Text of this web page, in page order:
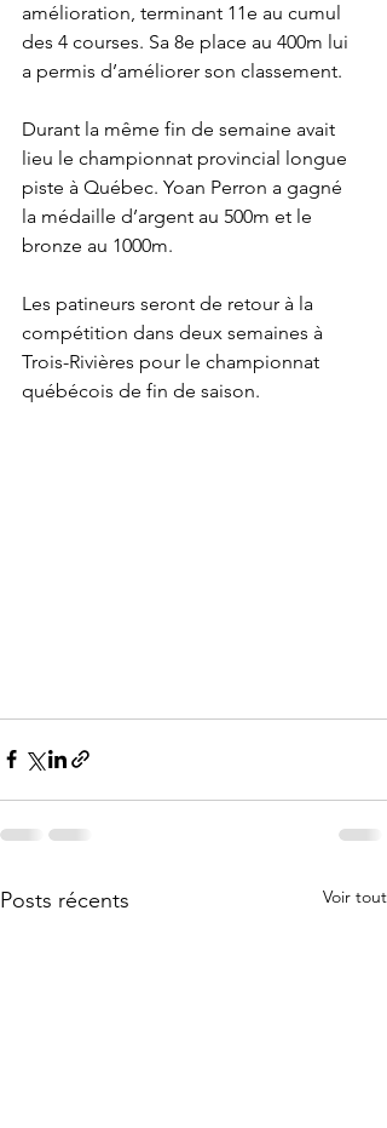
amélioration, terminant 11e au cumul
des 4 courses. Sa 8e place au 400m lui
a permis d’améliorer son classement.
Durant la même fin de semaine avait
lieu le championnat provincial longue
piste à Québec. Yoan Perron a gagné
la médaille d’argent au 500m et le
bronze au 1000m.
Les patineurs seront de retour à la
compétition dans deux semaines à
Trois-Rivières pour le championnat
québécois de fin de saison.
Posts récents Voir tout